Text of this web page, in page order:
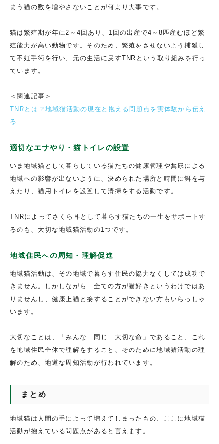
まう猫の数を増やさないことが何より大事です。
猫は繁殖期が年に2～4回あり、1回の出産で4～8匹産むほど繁
殖能力が高い動物です。そのため、繁殖をさせないよう捕獲し
て不妊手術を行い、元の生活に戻すTNRという取り組みを行っ
ています。
＜関連記事＞
TNRとは？地域猫活動の現在と抱える問題点を実体験から伝え
る
適切なエサやり・猫トイレの設置
いま地域猫として暮らしている猫たちの健康管理や糞尿による
地域への影響が出ないように、決められた場所と時間に餌を与
えたり、猫用トイレを設置して清掃をする活動です。
TNRによってさくら耳として暮らす猫たちの一生をサポートす
るのも、大切な地域猫活動の1つです。
地域住民への周知・理解促進
地域猫活動は、その地域で暮らす住民の協力なくしては成功で
きません。しかしながら、全ての方が猫好きというわけではあ
りませんし、健康上猫と接することができない方もいらっしゃ
います。
大切なことは、「みんな、同じ、大切な命」であること、これ
を地域住民全体で理解をすること、そのために地域猫活動の理
解のため、地道な周知活動が行われています。
まとめ
地域猫は人間の手によって増えてしまったもの、ここに地域猫
活動が抱えている問題点があると言えます。